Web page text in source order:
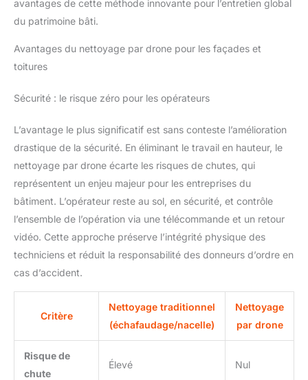
avantages de cette méthode innovante pour l’entretien global
du patrimoine bâti.
Avantages du nettoyage par drone pour les façades et
toitures
Sécurité : le risque zéro pour les opérateurs
L’avantage le plus significatif est sans conteste l’amélioration
drastique de la sécurité. En éliminant le travail en hauteur, le
nettoyage par drone écarte les risques de chutes, qui
représentent un enjeu majeur pour les entreprises du
bâtiment. L’opérateur reste au sol, en sécurité, et contrôle
l’ensemble de l’opération via une télécommande et un retour
vidéo. Cette approche préserve l’intégrité physique des
techniciens et réduit la responsabilité des donneurs d’ordre en
cas d’accident.
Critère
Nettoyage traditionnel
(échafaudage/nacelle)
Nettoyage
par drone
Risque de
chute
Élevé Nul